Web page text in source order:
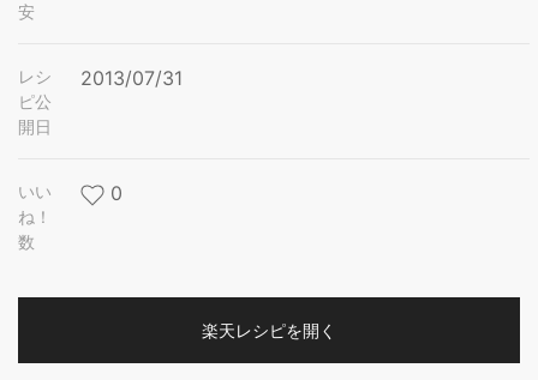
安
レシ
ピ公
開日
2013/07/31
いい
ね！
数
0
楽天レシピを開く